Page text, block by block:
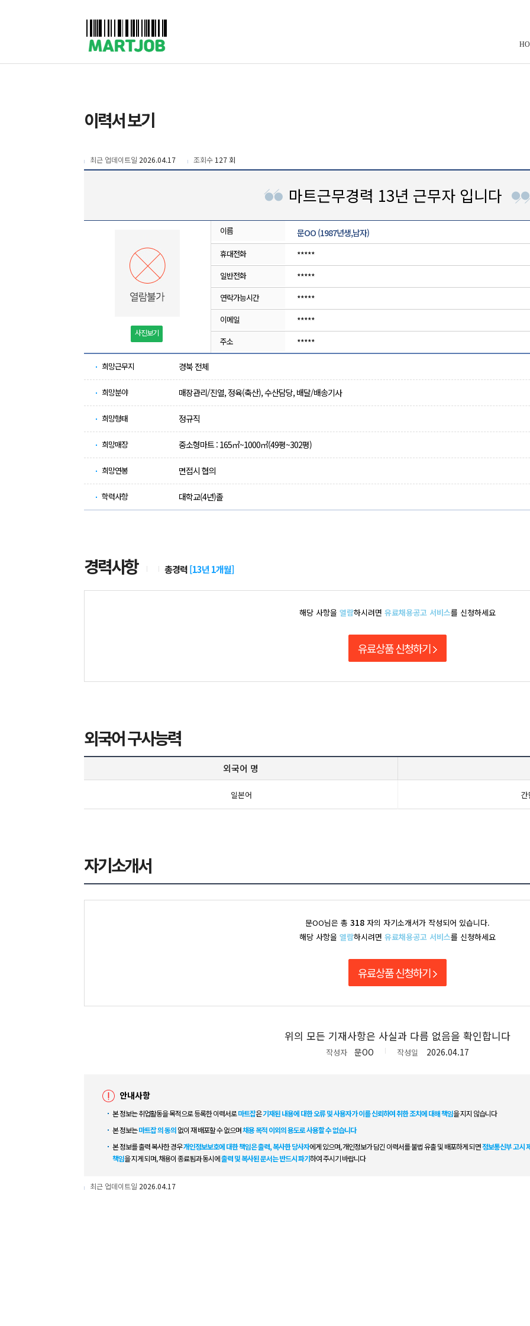
유통매장전용 임대·매매정보
식자재가격정보
농산/야채청과직원채용정보이력서 보기
최근 업데이트일 2026.04.17 조회수 127 회
마트근무경력 13년 근무자 입니다
사진보기
이름 문OO (1987년생,남자)
휴대전화 *****
일반전화 *****
연락가능시간 *****
이메일 *****
주소 *****
희망근무지 경북 전체
희망분야 매장관리/진열, 정육(축산), 수산담당, 배달/배송기사
희망형태 정규직
희망매장 중소형마트 : 165㎡~1000㎡(49평~302평)
희망연봉 면접시 협의
학력사항 대학교(4년)졸
경력사항 총경력[13년 1개월]
해당 사항을 열람하시려면 유료채용공고 서비스를 신청하세요
유료상품 신청하기
외국어 구사능력
외국어 명
일본어
자기소개서
문OO님은 총 318 자의 자기소개서가 작성되어 있습니다.
해당 사항을 열람하시려면 유료채용공고 서비스를 신청하세요
유료상품 신청하기
위의 모든 기재사항은 사실과 다름 없음을 확인합니다
작성자 문OO 작성일 2026.04.17
안내사항
본 정보는 취업활동을 목적으로 등록한 이력서로마트잡은기재된 내용에 대한 오류 및 사용자가 이를 신뢰하여 취한 조치에 대해 책임을 지지 않습니다
본 정보는마트잡 의 동의없이 재 배포할 수 없으며채용 목적 이외의 용도로 사용할 수 없습니다
본 정보를 출력 복사한 경우개인정보보호에 대한 책임은 출력, 복사한 당사자에게 있으며, 개인정보가 담긴 이력서를 불법 유출 및 배포하게 되면정보통신부 고시
책임을 지게 되며, 채용이 종료됨과 동시에출력 및 복사된 문서는 반드시 파기하여 주시기 바랍니다
최근 업데이트일 2026.04.17